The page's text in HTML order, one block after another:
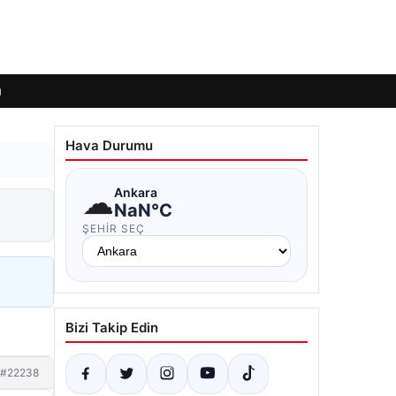
#22238
Hava Durumu
☁Ankara
NaN°C
ŞEHIR SEÇ
Bizi Takip Edin